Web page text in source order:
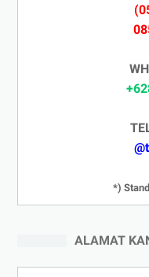
*)
ALAMAT